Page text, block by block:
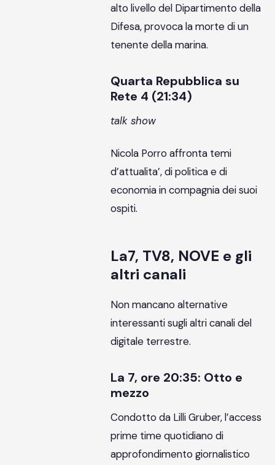
alto livello del Dipartimento della
Difesa, provoca la morte di un
tenente della marina.
Quarta Repubblica su
Rete 4 (21:34)
talk show
Nicola Porro affronta temi
d’attualita’, di politica e di
economia in compagnia dei suoi
ospiti.
La7, TV8, NOVE e gli
altri canali
Non mancano alternative
interessanti sugli altri canali del
digitale terrestre.
La 7, ore 20:35: Otto e
mezzo
Condotto da Lilli Gruber, l’access
prime time quotidiano di
approfondimento giornalistico